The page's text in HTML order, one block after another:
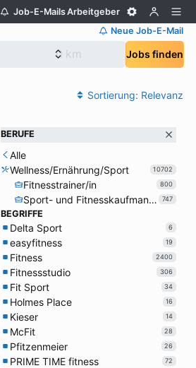
Job-E-MailsArbeitgeber
Neue Job-E-Mail
Jobs finden
Sortierung: Relevanz
BERUFE
Alle
Wellness/Ernährung/Sport
10702
Fitnesstrainer/in 800
Sport- und Fitnesskaufmann/-frau 747
BEGRIFFE
Delta Sport 6
easyfitness 19
Fitness 2400
Fitnessstudio 306
Fit Sport 34
Holmes Place 16
Kieser 14
McFit 28
Pfitzenmeier 26
PRIME TIME fitness 72